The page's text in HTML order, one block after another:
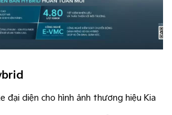
đại diện cho hình ảnh thương hiệu Kia​